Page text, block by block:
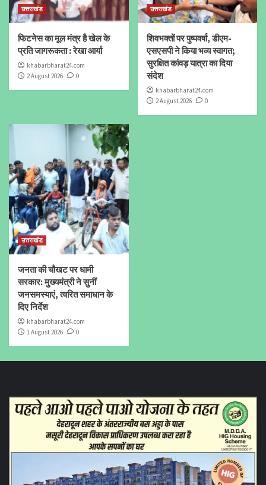
उत्तराखंड
फिटनेस का मूल मंत्र है खेल के
प्रति जागरूकता : रेखा आर्या
khabarbharat24.com
2 August 2026
0
उत्तराखंड
शिवभक्तों पर पुष्पवर्षा, डीएम-
एसएसपी ने किया भव्य स्वागत;
सुरक्षित कांवड़ यात्रा का दिया
संदेश
khabarbharat24.com
2 August 2026
0
उत्तराखंड
जनता की चौखट पर धामी
सरकार: मुख्यमंत्री ने सुनीं
जनसमस्याएं, त्वरित समाधान के
दिए निर्देश
khabarbharat24.com
1 August 2026
0